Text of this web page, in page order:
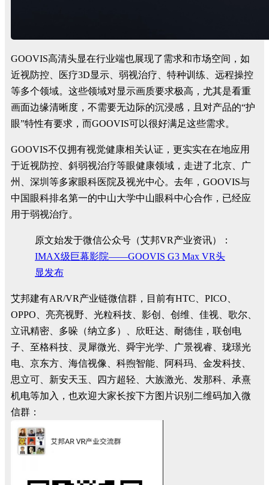
GOOVIS高清头显在行业端也展现了需求和市场空间，如
近视防控、医疗3D显示、弱视治疗、特种训练、远程操控
等多个领域。这些领域对显示画质要求极高，尤其是看重
画面边缘清晰度，不需要无边际的沉浸感，且对产品的“护
眼”特性有要求，而GOOVIS可以很好满足这些需求。
GOOVIS不仅拥有视觉健康相关认证，更实实在在地应用
于近视防控、斜弱视治疗等眼健康领域，走进了北京、广
州、深圳等多家眼科医院及视光中心。去年，GOOVIS与
中国眼科排名第一的中山大学中山眼科中心合作，已经应
用于弱视治疗。
原文始发于微信公众号（艾邦VR产业资讯）：
IMAX级巨幕影院——GOOVIS G3 Max VR头
显发布
艾邦建有AR/VR产业链微信群，目前有HTC、PICO、
OPPO、亮亮视野、光粒科技、影创、创维、佳视、歌尔、
立讯精密、多哚（纳立多）、欣旺达、耐德佳，联创电
子、至格科技、灵犀微光、舜宇光学、广景视睿、珑璟光
电、京东方、海信视像、科煦智能、阿科玛、金发科技、
思立可、新安天玉、四方超轻、大族激光、发那科、承熹
机电等加入，也欢迎大家长按下方图片识别二维码加入微
信群：